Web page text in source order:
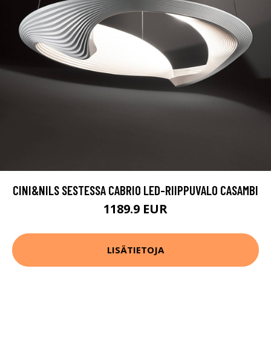
CINI&NILS SESTESSA CABRIO LED-RIIPPUVALO CASAMBI
1189.9 EUR
LISÄTIETOJA